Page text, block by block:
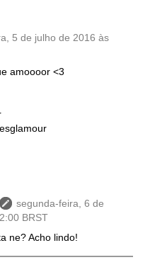
5 de julho de 2016 às
amoooor <3
segunda-feira, 6 de
BRST
ne? Acho lindo!